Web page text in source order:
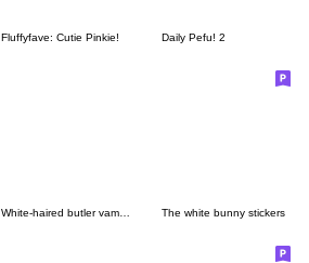
Fluffyfave: Cutie Pinkie! Daily Pefu! 2
The white bunny stickers